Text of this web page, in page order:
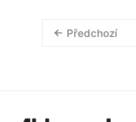
Předchozí